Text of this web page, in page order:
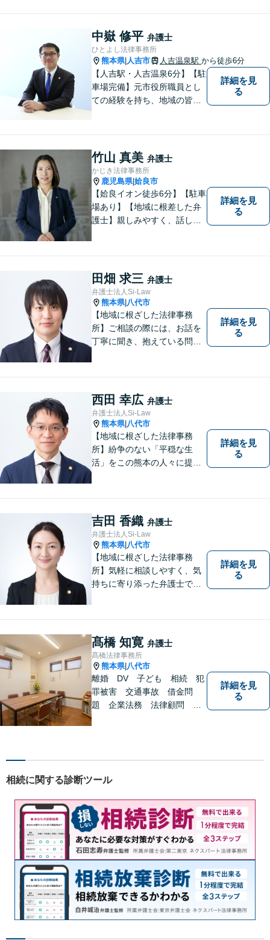
中嶽 修平 弁護士
ひとよし法律事務所
熊本県| 人吉市 人吉温泉駅 から徒歩6分
【人吉駅・人吉温泉6分】【駐
車場完備】元市役所職員とし
ての経験を持ち、地域の皆さ
懇切丁寧に対応し、解決を目
指します【LINE対応】
詳細を見
る
竹山 真美 弁護士
かじき法律事務所
鹿児島県|姶良市
【姶良イオン徒歩6分】【駐車
場あり】【地域に根差した弁
護士】親しみやすく、話しや
す。離婚問題／相続問題／借
金問題／交通事故など、幅広
く対応可能。お悩みの方は、
お気軽にご相談ください。
詳細を見
る
田畑 求三 弁護士
弁護士法人Si-Law
熊本県| 八代市
【地域に根ざした法律事務
所】ご相談の際には、お話を
丁寧に聞き、抱えている問題
をご提案できるよう心がけて
います。 1人で悩まず、お気
軽にご相談ください。
詳細を見
る
西田 幸広 弁護士
弁護士法人Si-Law
熊本県| 八代市
【地域に根ざした法律事務
所】紛争のない「平穏な生
活」をこの熊本の人々に提供
す。一人でも多くの熊本地域
の人たちに紛争のない「平穏
な生活」を提供するという志
を持って日々の仕事に取り組
んでまいります。
詳細を見
る
吉田 香織 弁護士
弁護士法人Si-Law
熊本県| 八代市
【地域に根ざした法律事務
所】気軽に相談しやすく、気
持ちに寄り添った弁護士であ
やお気持ちに配慮し、納得の
いく解決のサポートができま
すよう、一つ一つのご依頼に
誠実に取り組んでまいりま
す。
詳細を見
る
髙橋 知寛 弁護士
髙橋法律事務所
熊本県| 八代市
離婚 DV 子ども 相続 犯
罪被害 交通事故 借金問
題 企業法務 法律顧問
詳細を見
る
相続に関する診断ツール